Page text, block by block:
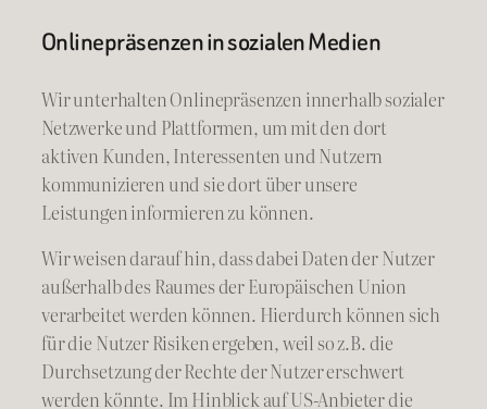
Onlinepräsenzen in sozialen Medien
Wir unterhalten Onlinepräsenzen innerhalb sozialer
Netzwerke und Plattformen, um mit den dort
aktiven Kunden, Interessenten und Nutzern
kommunizieren und sie dort über unsere
Leistungen informieren zu können.
Wir weisen darauf hin, dass dabei Daten der Nutzer
außerhalb des Raumes der Europäischen Union
verarbeitet werden können. Hierdurch können sich
für die Nutzer Risiken ergeben, weil so z.B. die
Durchsetzung der Rechte der Nutzer erschwert
werden könnte. Im Hinblick auf US-Anbieter die